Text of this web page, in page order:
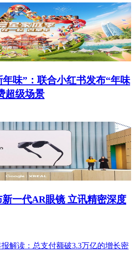
味”：联合小红书发布“年味
超级场景
一代AR眼镜 立讯精密深度